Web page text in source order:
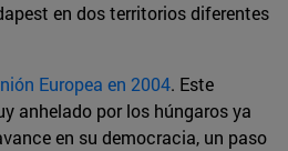
en dos territorios diferentes
Europea en 2004. Este
anhelado por los húngaros ya
en su democracia, un paso